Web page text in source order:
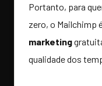
Portanto, para
zero, o Mailchimp
marketing
qualidade dos